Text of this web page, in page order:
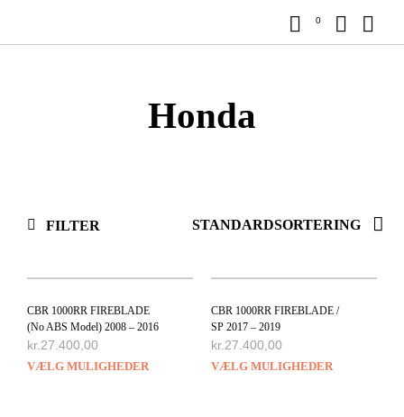
0
Honda
FILTER
CBR 1000RR FIREBLADE
(No ABS Model) 2008 – 2016
kr. 27.400,00
VÆLG MULIGHEDER
CBR 1000RR FIREBLADE /
SP 2017 – 2019
kr. 27.400,00
VÆLG MULIGHEDER